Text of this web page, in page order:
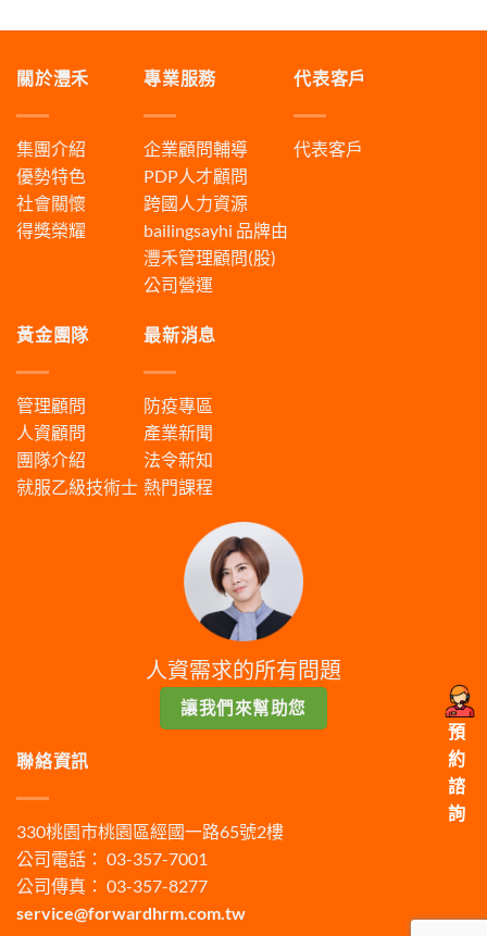
關於灃禾
集團介紹
優勢特色
社會關懷
得獎榮耀
專業服務
企業顧問輔導
PDP人才顧問
跨國人力資源
bailingsayhi 品牌由
灃禾管理顧問(股)
公司營運
代表客戶
代表客戶
黃金團隊
管理顧問
人資顧問
團隊介紹
就服乙級技術士
最新消息
防疫專區
產業新聞
法令新知
熱門課程
人資需求的所有問題
讓我們來幫助您
聯絡資訊
330桃園市桃園區經國一路65號2樓
公司電話： 03-357-7001
公司傳真： 03-357-8277
service@forwardhrm.com.tw
預
約
諮
詢